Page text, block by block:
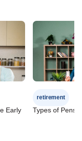
Early
retirement
Types of